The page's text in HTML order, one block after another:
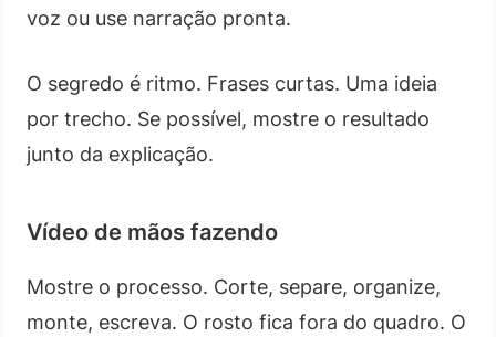
voz ou use narração pronta.
O segredo é ritmo. Frases curtas. Uma ideia
por trecho. Se possível, mostre o resultado
junto da explicação.
Vídeo de mãos fazendo
Mostre o processo. Corte, separe, organize,
monte, escreva. O rosto fica fora do quadro. O